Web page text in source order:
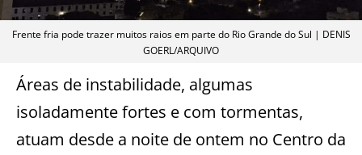
Frente fria pode trazer muitos raios em parte do Rio Grande do Sul | DENIS
GOERL/ARQUIVO
Áreas de instabilidade, algumas
isoladamente fortes e com tormentas,
atuam desde a noite de ontem no Centro da